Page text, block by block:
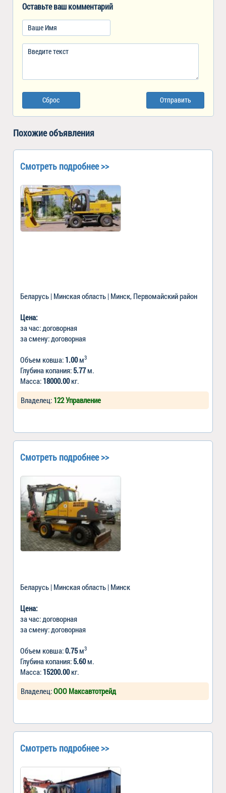
Оставьте ваш комментарий
Сброс Отправить
Похожие объявления
Смотреть подробнее >>
Беларусь | Минская область | Минск, Первомайский район
Цена:
за час: договорная
за смену: договорная
Объем ковша: 1.00м3
Глубина копания: 5.77м.
Масса: 18000.00кг.
Владелец: 122 Управление
Смотреть подробнее >>
Беларусь | Минская область | Минск
Цена:
за час: договорная
за смену: договорная
Объем ковша:0.75м3
Глубина копания: 5.60м.
Масса: 15200.00кг.
Владелец:ООО Максавтотрейд
Смотреть подробнее >>